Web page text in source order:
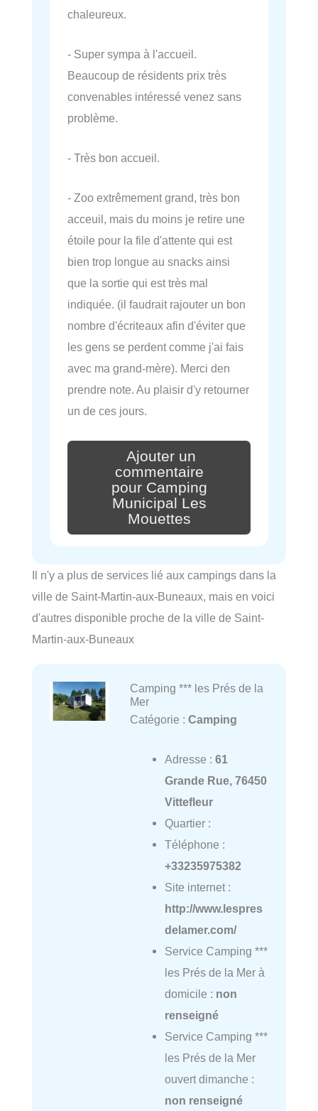
chaleureux.
- Super sympa à l'accueil.
Beaucoup de résidents prix très
convenables intéressé venez sans
problème.
- Très bon accueil.
- Zoo extrêmement grand, très bon
acceuil, mais du moins je retire une
étoile pour la file d'attente qui est
bien trop longue au snacks ainsi
que la sortie qui est très mal
indiquée. (il faudrait rajouter un bon
nombre d'écriteaux afin d'éviter que
les gens se perdent comme j'ai fais
avec ma grand-mère). Merci den
prendre note. Au plaisir d'y retourner
un de ces jours.
Ajouter un
commentaire
pour Camping
Municipal Les
Mouettes
Il n'y a plus de services lié aux campings dans la
ville de Saint-Martin-aux-Buneaux, mais en voici
d'autres disponible proche de la ville de Saint-
Martin-aux-Buneaux
Camping *** les Prés de la
Mer
Catégorie : Camping
Adresse : 61
Grande Rue, 76450
Vittefleur
Quartier :
Téléphone :
+33235975382
Site internet :
http://www.lespres
delamer.com/
Service Camping ***
les Prés de la Mer à
domicile : non
renseigné
Service Camping ***
les Prés de la Mer
ouvert dimanche :
non renseigné